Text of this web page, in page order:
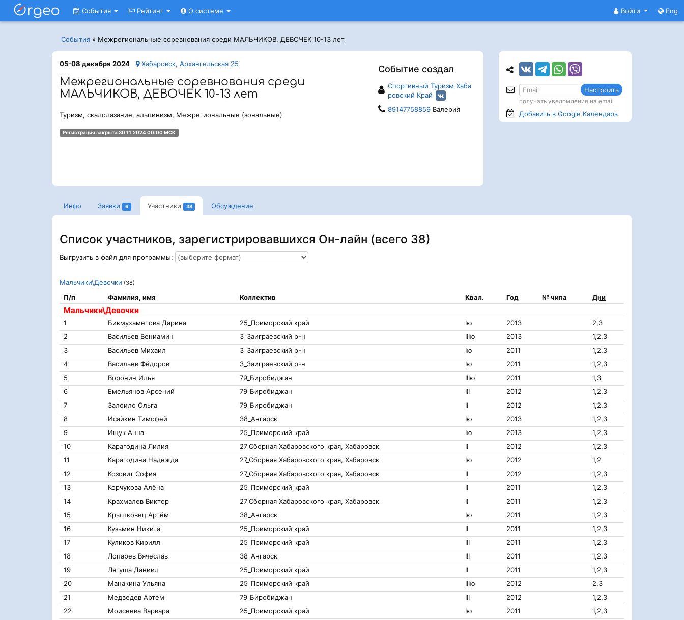
Войти Eng
События Рейтинг О системе
События » Межрегиональные соревнования среди МАЛЬЧИКОВ, ДЕВОЧЕК 10-13 лет
Событие создал
Спортивный Туризм Хаба
ровский Край
89147758859Валерия
05-08 декабря 2024 Хабаровск, Архангельская 25
Межрегиональные соревнования среди
МАЛЬЧИКОВ, ДЕВОЧЕК 10-13 лет
Туризм, скалолазание, альпинизм, Межрегиональные (зональные)
Регистрация закрыта 30.11.2024 00:00 МСК
Инфо Заявки 6 Участники 38 Обсуждение
Список участников, зарегистрировавшихся Он-лайн (всего 38)
Выгрузить в файл для программы:
Мальчики\Девочки (38)
Мальчики\Девочки
П/п Фамилия, имя Коллектив Квал. Год № чипа Дни
1 Бикмухаметова Дарина 25_Приморский край Iю 2013
2,3
2
Васильев Вениамин 3_Заиграевский р-н IIIю 2013
1,2,3
3
Васильев Михаил 3_Заиграевский р-н Iю 2011
1,2,3
4
Васильев Фёдоров 3_Заиграевский р-н Iю 2011
1,2,3
5
Воронин Илья 79_Биробиджан IIIю 2011
1,3
6
Емельянов Арсений 79_Биробиджан III 2012
1,2,3
7
Залоило Ольга 79_Биробиджан II 2012
1,2,3
8
Исайкин Тимофей 38_Ангарск Iю 2013
1,2,3
9
Ищук Анна 25_Приморский край Iю 2013
1,2,3
10
Карагодина Лилия 27_Сборная Хабаровского края, Хабаровск II 2012
1,2,3
11
Карагодина Надежда 27_Сборная Хабаровского края, Хабаровск Iю 2012
1,2
12
Козовит София 27_Сборная Хабаровского края, Хабаровск II 2012
1,2,3
13
Корчукова Алëна 25_Приморский край II 2011
1,2,3
14
Крахмалев Виктор 27_Сборная Хабаровского края, Хабаровск II 2011
1,2,3
15
Крышковец Артём 38_Ангарск Iю 2011
1,2,3
16
Кузьмин Никита 25_Приморский край II 2011
1,2,3
17
Куликов Кирилл 25_Приморский край III 2011
1,2,3
18
Лопарев Вячеслав 38_Ангарск III 2011
1,2,3
19
Лягуша Даниил 25_Приморский край II 2011
1,2,3
20
Манакина Ульяна 25_Приморский край IIIю 2012
2,3
21
Медведев Артем 79_Биробиджан III 2012
1,2,3
22
Моисеева Варвара 25_Приморский край Iю 2011
1,2,3
Настроить
получать уведомления на email
Добавить в Google Календарь